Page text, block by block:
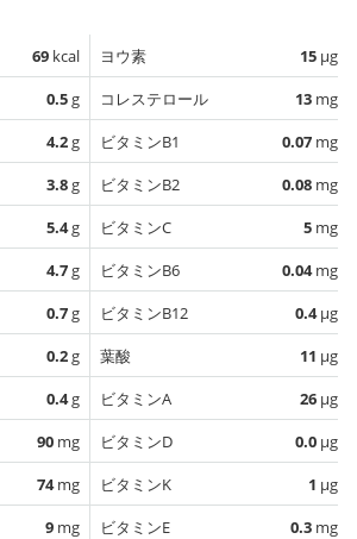
69 kcal
0.5g
4.2g
3.8g
5.4g
4.7g
0.7g
0.2g
0.4g
90 mg
74mg
9 mg
ヨウ素 15 µg
コレステロール
13 mg
ビタミンB1
0.07 mg
ビタミンB2
0.08 mg
ビタミンC
5 mg
ビタミンB6
0.04mg
ビタミンB12
0.4µg
葉酸
11 µg
ビタミンA
26 µg
ビタミンD
0.0 µg
ビタミンK
1 µg
ビタミンE
0.3 mg